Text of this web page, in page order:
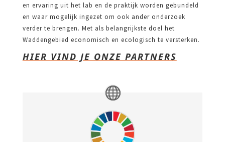
en ervaring uit het lab en de praktijk worden gebundeld
en waar mogelijk ingezet om ook ander onderzoek
verder te brengen. Met als belangrijkste doel het
Waddengebied economisch en ecologisch te versterken.
HIER VIND JE ONZE PARTNERS